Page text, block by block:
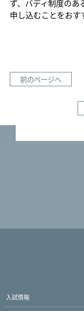
ず、バディ制度の
申し込むことをおす
前のページへ
入試情報